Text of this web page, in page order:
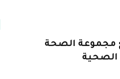
مجموعة الصحة
الصحية